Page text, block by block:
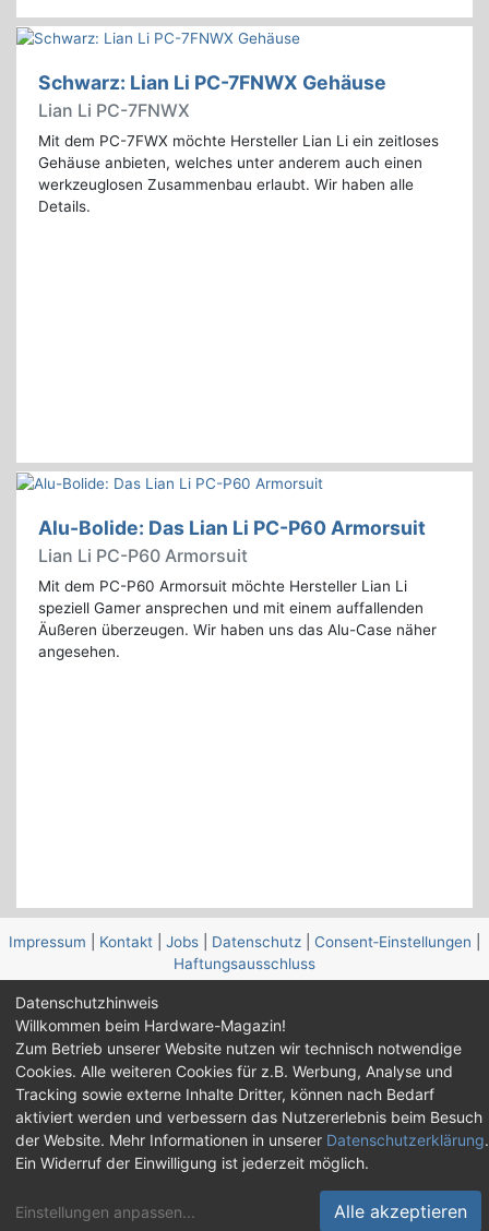
Schwarz: Lian Li PC-7FNWX Gehäuse
Lian Li PC-7FNWX
Mit dem PC-7FWX möchte Hersteller Lian Li ein zeitloses
Gehäuse anbieten, welches unter anderem auch einen
werkzeuglosen Zusammenbau erlaubt. Wir haben alle
Details.
Alu-Bolide: Das Lian Li PC-P60 Armorsuit
Lian Li PC-P60 Armorsuit
Mit dem PC-P60 Armorsuit möchte Hersteller Lian Li
speziell Gamer ansprechen und mit einem auffallenden
Äußeren überzeugen. Wir haben uns das Alu-Case näher
angesehen.
Impressum Kontakt Jobs Datenschutz Consent‑Einstellungen
Haftungsausschluss
Feed Facebook
Twitch
Discord
© Copyright 2001 - 2026 Hardware-Magazin
Datenschutzhinweis
Willkommen beim Hardware-Magazin!
Zum Betrieb unserer Website nutzen wir technisch notwendige
Cookies. Alle weiteren Cookies für z.B. Werbung, Analyse und
Tracking sowie externe Inhalte Dritter, können nach Bedarf
aktiviert werden und verbessern das Nutzererlebnis beim Besuch
der Website. Mehr Informationen in unserer Datenschutzerklärung.
Ein Widerruf der Einwilligung ist jederzeit möglich.
Einstellungen anpassen... Alle akzeptieren